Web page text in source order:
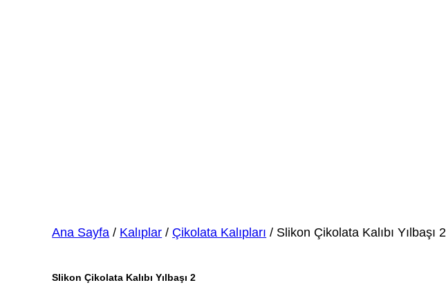
Ana Sayfa / Kalıplar / Çikolata Kalıpları / Slikon Çikolata Kalıbı Yılbaşı 2
Slikon Çikolata Kalıbı Yılbaşı 2